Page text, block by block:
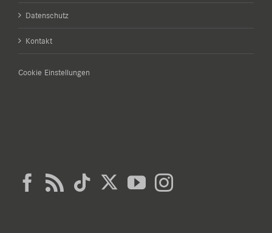
Datenschutz
Kontakt
Cookie Einstellungen